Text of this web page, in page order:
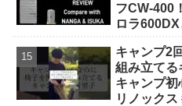
フCW-400
ロラ
channel /
キャンプ2
組み立て
キャンプ
リノック